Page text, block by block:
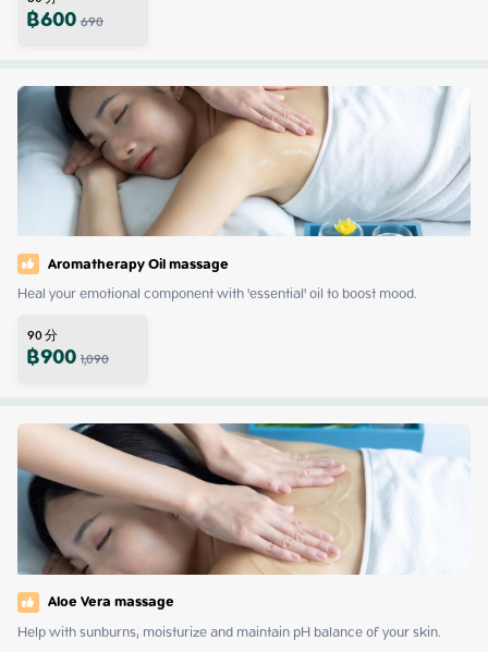
฿600690
Aromatherapy Oil massage
Heal your emotional component with 'essential' oil to boost mood.
90分
฿9001,090
Aloe Vera massage
Help with sunburns, moisturize and maintain pH balance of your skin.